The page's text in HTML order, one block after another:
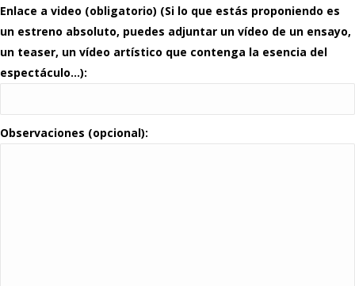
Enlace a video (obligatorio) (Si lo que estás proponiendo es
un estreno absoluto, puedes adjuntar un vídeo de un ensayo,
un teaser, un vídeo artístico que contenga la esencia del
espectáculo…):
Observaciones (opcional):